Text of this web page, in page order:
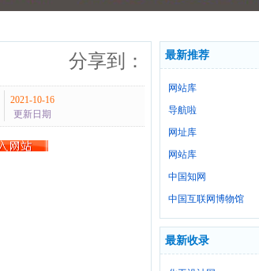
分享到：
2021-10-16
更新日期
最新推荐
网站库
导航啦
网址库
网站库
中国知网
中国互联网博物馆
最新收录